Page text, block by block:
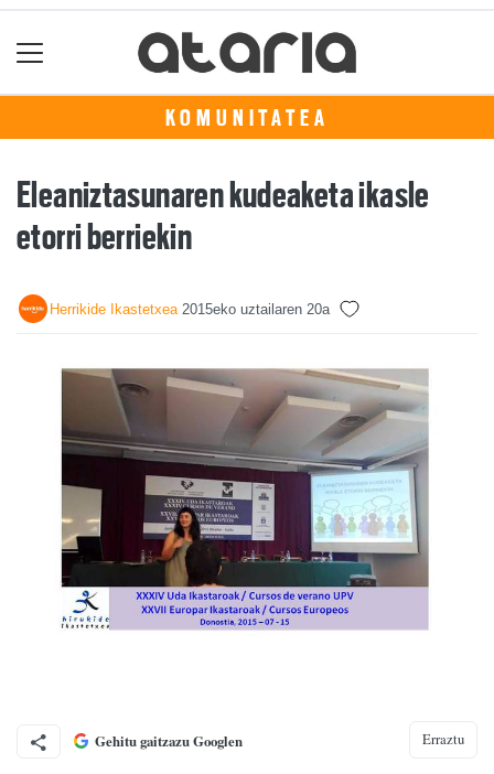
KOMUNITATEA
Eleaniztasunaren kudeaketa ikasle
etorri berriekin
Herrikide Ikastetxea 2015eko uztailaren 20a
Gehitu gaitzazu Googlen Erraztu